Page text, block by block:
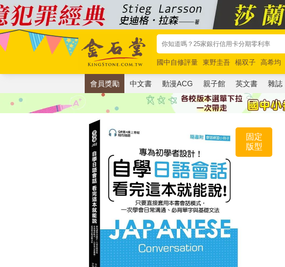
國中自修評量 東野圭吾 楊双子 高希均
唯紅花綻放
奧德賽 路邊攤新作 馬斯克
會員獎勵 中文書 動漫ACG 親子館 英文書 雜誌
固定
版型